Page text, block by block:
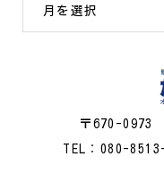
月を選択
〒670-0973
TEL：080-